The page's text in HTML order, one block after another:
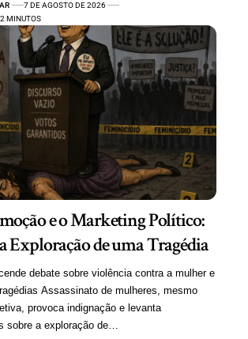
7 DE AGOSTO DE 2026
MINUTOS
e o Marketing Político:
Exploração de uma Tragédia
debate sobre violência contra a mulher e
Assassinato de mulheres, mesmo
provoca indignação e levanta
sobre a exploração de…